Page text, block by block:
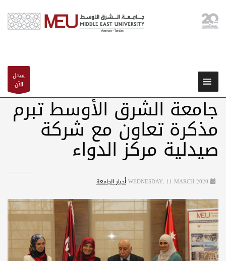
سجل
الآن
جامعة الشرق الأوسط تبرم
مذكرة تعاون مع شركة
صيدلية مركز الدواء
WEDNESDAY, 11 MARCH 2020أخبار الجامعة